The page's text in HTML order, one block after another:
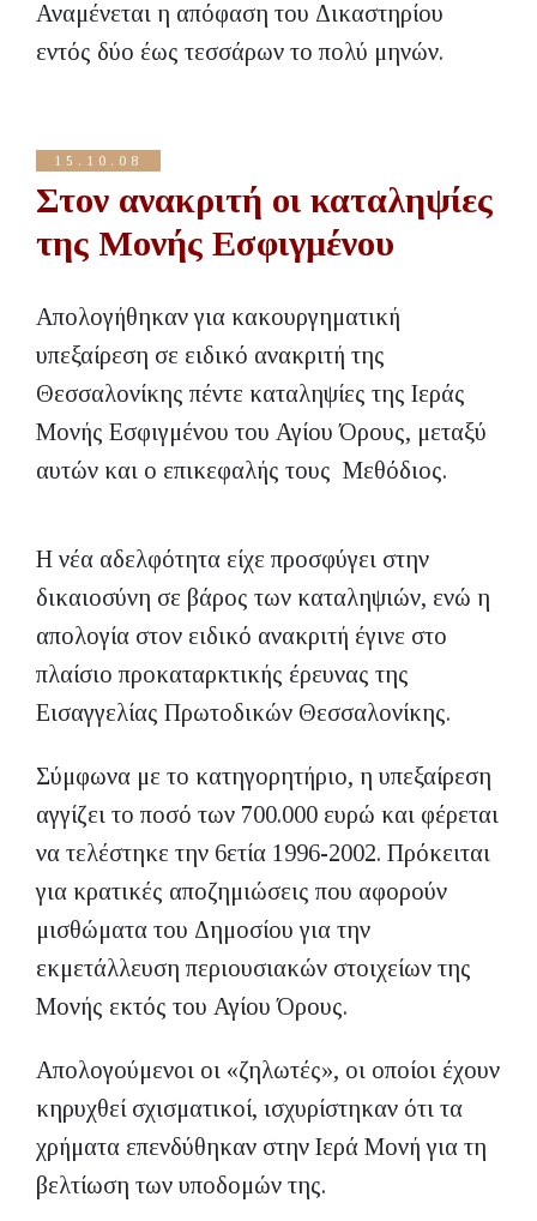
Αναμένεται η απόφαση του Δικαστηρίου
εντός δύο έως τεσσάρων το πολύ μηνών.
15.10.08
Στον ανακριτή οι καταληψίες
της Μονής Εσφιγμένου
Απολογήθηκαν για κακουργηματική
υπεξαίρεση σε ειδικό ανακριτή της
Θεσσαλονίκης πέντε καταληψίες της Ιεράς
Μονής Εσφιγμένου του Αγίου Όρους, μεταξύ
αυτών και ο επικεφαλής τους Μεθόδιος.
Η νέα αδελφότητα είχε προσφύγει στην
δικαιοσύνη σε βάρος των καταληψιών, ενώ η
απολογία στον ειδικό ανακριτή έγινε στο
πλαίσιο προκαταρκτικής έρευνας της
Εισαγγελίας Πρωτοδικών Θεσσαλονίκης.
Σύμφωνα με το κατηγορητήριο, η υπεξαίρεση
αγγίζει το ποσό των 700.000 ευρώ και φέρεται
να τελέστηκε την 6ετία 1996-2002. Πρόκειται
για κρατικές αποζημιώσεις που αφορούν
μισθώματα του Δημοσίου για την
εκμετάλλευση περιουσιακών στοιχείων της
Μονής εκτός του Αγίου Όρους.
Απολογούμενοι οι «ζηλωτές», οι οποίοι έχουν
κηρυχθεί σχισματικοί, ισχυρίστηκαν ότι τα
χρήματα επενδύθηκαν στην Ιερά Μονή για τη
βελτίωση των υποδομών της.